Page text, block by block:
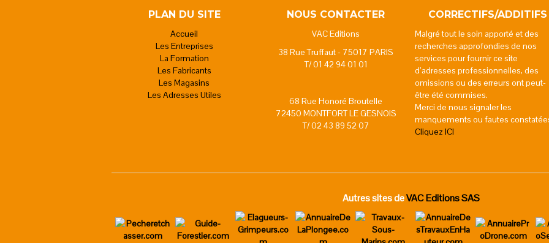
PLAN DU SITE
Accueil
Les Entreprises
La Formation
Les Fabricants
Les Magasins
Les Adresses Utiles
NOUS CONTACTER
VAC Editions
38 Rue Truffaut - 75017 PARIS
T/ 01 42 94 01 01
68 Rue Honoré Broutelle
72450 MONTFORT LE GESNOIS
T/ 02 43 89 52 07
CORRECTIFS/ADDITIFS
Malgré tout le soin apporté et des
recherches approfondies de nos
services pour fournir ce site
d’adresses professionnelles, des
omissions ou des erreurs ont peut-
être été commises.
Merci de nous signaler les
manquements ou fautes
Cliquez ICI
Autres sites deVAC Editions SAS